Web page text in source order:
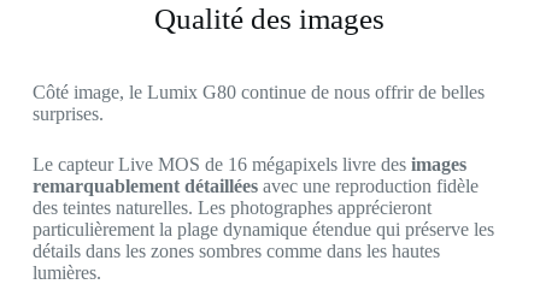
Qualité des images
Côté image, le Lumix G80 continue de nous offrir de belles
surprises.
Le capteur Live MOS de 16 mégapixels livre des images
remarquablement détailléesavec une reproduction fidèle
des teintes naturelles. Les photographes apprécieront
particulièrement la plage dynamique étendue qui préserve les
détails dans les zones sombres comme dans les hautes
lumières.